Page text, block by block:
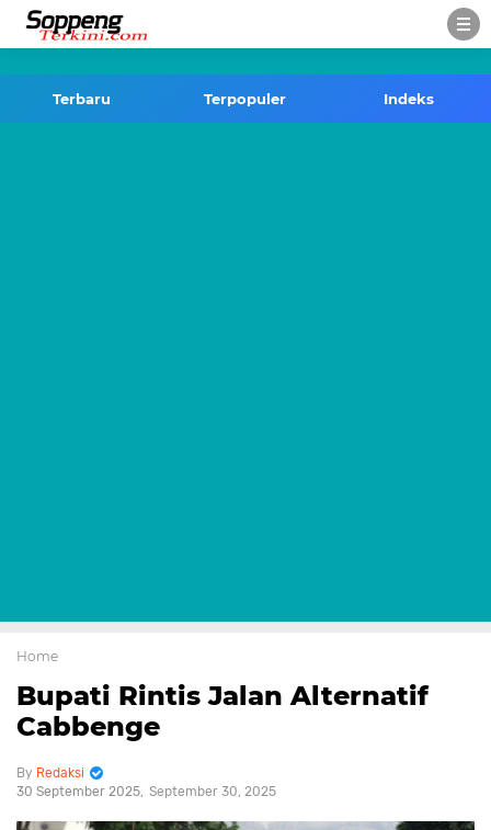
Terbaru Terpopuler Indeks
Home
Bupati Rintis Jalan Alternatif
Cabbenge
Redaksi
30 September 2025 September 30, 2025